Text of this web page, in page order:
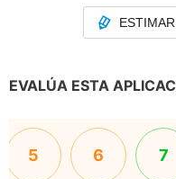
ESTIMAR
EVALÚA ESTA
5 6 7